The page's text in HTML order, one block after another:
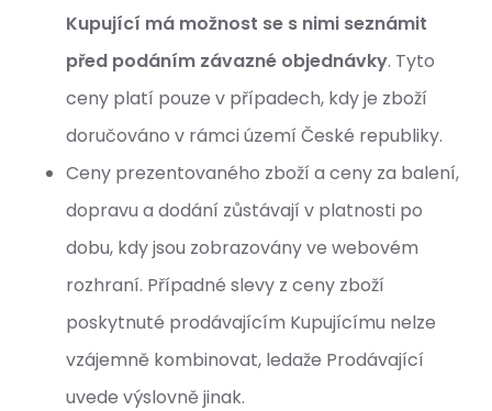
Kupující má možnost se s nimi seznámit
před podáním závazné objednávky. Tyto
ceny platí pouze v případech, kdy je zboží
doručováno v rámci území České republiky.
Ceny prezentovaného zboží a ceny za balení,
dopravu a dodání zůstávají v platnosti po
dobu, kdy jsou zobrazovány ve webovém
rozhraní. Případné slevy z ceny zboží
poskytnuté prodávajícím Kupujícímu nelze
vzájemně kombinovat, ledaže Prodávající
uvede výslovně jinak.